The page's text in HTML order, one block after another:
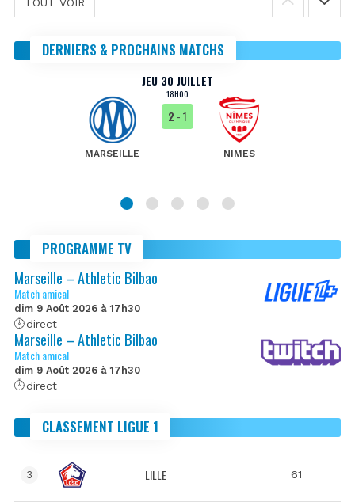
DERNIERS & PROCHAINS MATCHS
JEU 30 JUILLET
18H00
MARSEILLE
2 - 1
NIMES
PROGRAMME TV
Marseille – Athletic Bilbao
Match amical
dim 9 Août 2026 à 17h30
direct
Marseille – Athletic Bilbao
Match amical
dim 9 Août 2026 à 17h30
direct
CLASSEMENT LIGUE 1
3 LILLE 61